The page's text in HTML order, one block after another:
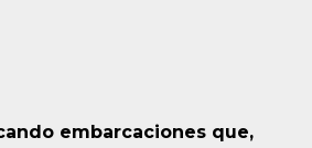
embarcaciones que,